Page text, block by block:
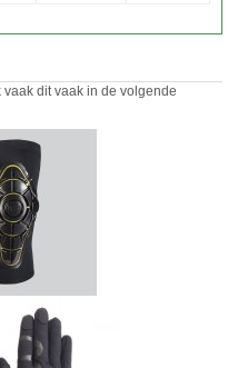
dit vaak in de volgende